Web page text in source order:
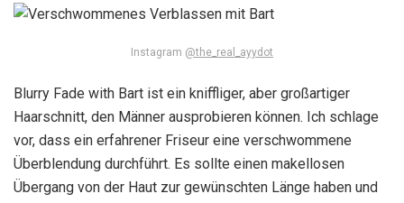
Instagram @the_real_ayydot
Blurry Fade with Bart ist ein kniffliger, aber großartiger
Haarschnitt, den Männer ausprobieren können. Ich schlage
vor, dass ein erfahrener Friseur eine verschwommene
Überblendung durchführt. Es sollte einen makellosen
Übergang von der Haut zur gewünschten Länge haben und